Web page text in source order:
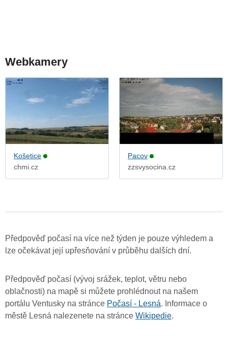
Webkamery
Košetice
chmi.cz
Pacov
zzsvysocina.cz
Předpověď počasí na více než týden je pouze výhledem a
lze očekávat její upřesňování v průběhu dalších dní.
Předpověď počasí (vývoj srážek, teplot, větru nebo
oblačnosti) na mapě si můžete prohlédnout na našem
portálu Ventusky na stránce Počasí - Lesná. Informace o
městě Lesná nalezenete na stránce Wikipedie.